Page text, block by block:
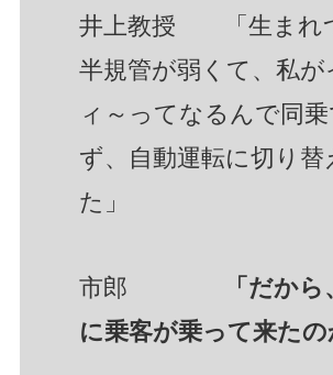
井上教授 「生まれ
半規管が弱くて、私が
ィ～ってなるんで同乗
ず、自動運転に切り替
た」
市郎
「だか
に乗客が乗って来たの